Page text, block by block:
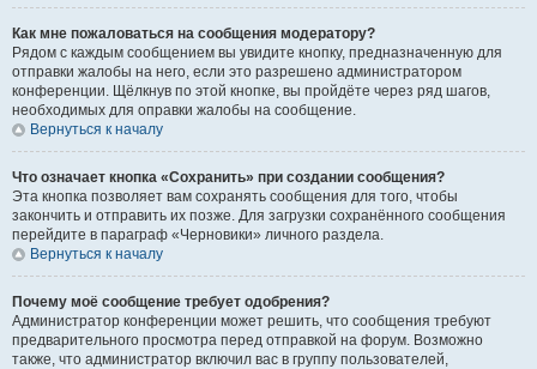
Как мне пожаловаться на сообщения модератору?
Рядом с каждым сообщением вы увидите кнопку, предназначенную для
отправки жалобы на него, если это разрешено администратором
конференции. Щёлкнув по этой кнопке, вы пройдёте через ряд шагов,
необходимых для оправки жалобы на сообщение.
Вернуться к началу
Что означает кнопка «Сохранить» при создании сообщения?
Эта кнопка позволяет вам сохранять сообщения для того, чтобы
закончить и отправить их позже. Для загрузки сохранённого сообщения
перейдите в параграф «Черновики» личного раздела.
Вернуться к началу
Почему моё сообщение требует одобрения?
Администратор конференции может решить, что сообщения требуют
предварительного просмотра перед отправкой на форум. Возможно
также, что администратор включил вас в группу пользователей,